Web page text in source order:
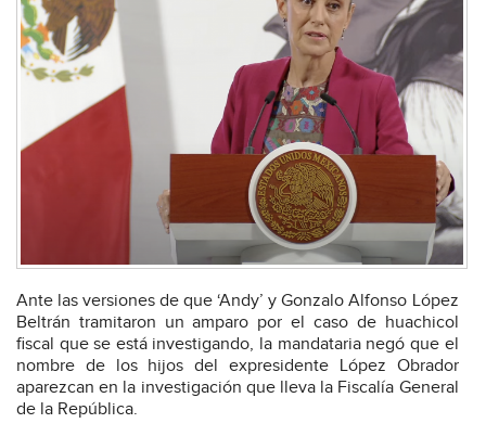
Ante las versiones de que ‘Andy’ y Gonzalo Alfonso López
Beltrán tramitaron un amparo por el caso de huachicol
fiscal que se está investigando, la mandataria negó que el
nombre de los hijos del expresidente López Obrador
aparezcan en la investigación que lleva la Fiscalía General
de la República.